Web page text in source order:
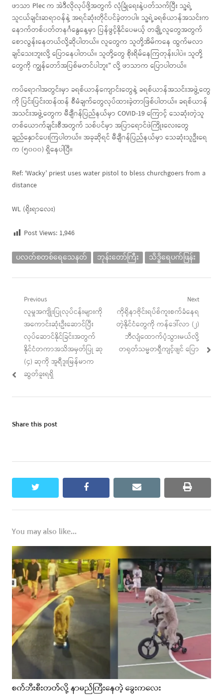
ဖာသာ Plec က အဲဒီလိုလုပ်ဖို့အတွက် လုံခြုံရေးနဲ့ပတ်သက်ပြီး သူ့ရဲ့
သူငယ်ချင်းဆရာဝန်နဲ့ အရင်ဆုံးတိုင်ပင်ခဲ့တာပါ။ သူ့ရဲ့ခရစ်ယာန်အသင်းက
နောက်တစ်ပတ်တနင်္ဂနွေနေ့မှာ ပြန်ဖွင့်နိုင်ပေမယ့် တချို့လူတွေအတွက်
စောလွန်းနေတယ်လို့ဆိုပါတယ်။ လူတွေက သူတို့အိမ်ကနေ ထွက်မလာ
ချင်သေးဘူးလို့ ပြောနေပါတယ်။ သူတို့တွေ စိုးရိမ်နေကြတုန်းပါပဲ။ သူတို့
တွေကို ကျွန်တော်အပြစ်မတင်ပါဘူး” လို့ ဖာသာက ပြောပါတယ်။
ကပ်ရောဂါအတွင်းမှာ ခရစ်ယာန်ကျောင်းတွေနဲ့ ခရစ်ယာန်အသင်းအဖွဲ့တွေ
ကို ပြင်းပြင်းထန်ထန် စီမံချက်တွေလုပ်ထားခဲ့တာဖြစ်ပါတယ်။ ခရစ်ယာန်
အသင်းအဖွဲ့တွေက မီချီဂန်ပြည်နယ်မှာ COVID-19 ကြောင့် သေဆုံးတဲ့သူ
တစ်ယောက်ချင်းစီအတွက် သစ်ပင်မှာ အပြာရောင်ဖဲကြိုးလေးတွေ
ချည်နှောင်ပေးကြပါတယ်။ အခုဆိုရင် မီချီဂန်ပြည်နယ်မှာ သေဆုံးသူဦးရေ
က (၅၀၀၀) ရှိနေပါပြီ။
Ref: ‘Wacky’ priest uses water pistol to bless churchgoers from a
distance
WL (ရိုးရာလေး)
Post Views: 1,946
ပလတ်စတစ်ရေသေနတ် ဘုန်းတော်ကြီး သိဒ္ဓိရေပက်ဖြန်း
Post
navigation
Previous
Previous
post:
လူမှုအကျိုးပြုလုပ်ငန်းများကို
အကောင်းဆုံးဦးဆောင်ပြီး
လုပ်ဆောင်နိုင်ခြင်းအတွက်
နိုင်ငံတကာအသိအမှတ်ပြု ဆု
(၄) ဆုကို အူရီဒူးမြန်မာက
ဆွတ်ခူးရရှိ
Next
Next
post:
ကိုရိုနာဗိုင်းရပ်စ်ကူးစက်ခံနေရ
တဲ့နိုင်ငံတွေကို ကန်ဒေါ်လာ (၂)
ဘီလျံထောက်ပံ့သွားမယ်လို့
တရုတ်သမ္မတရှီကျင့်ဖျင် ပြော
Share this post
twitter facebook email print
You may also like...
စက်ဘီးစီးတတ်လို့ နာမည်ကြီးနေတဲ့ ခွေးကလေး